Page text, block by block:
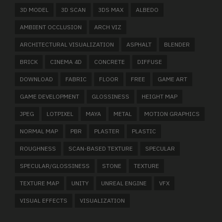
3D MODEL 3D SCAN 3DS MAX ALBEDO
AMBIENT OCCLUSION ARCH VIZ
ARCHITECTURAL VISUALIZATION ASPHALT BLENDER
BRICK CINEMA 4D CONCRETE DIFFUSE
DOWNLOAD FABRIC FLOOR FREE GAME ART
GAME DEVELOPMENT GLOSSINESS HEIGHT MAP
JPEG LOTPIXEL MAYA METAL MOTION GRAPHICS
NORMAL MAP PBR PLASTER PLASTIC
ROUGHNESS SCAN-BASED TEXTURE SPECULAR
SPECULAR/GLOSSINESS STONE TEXTURE
TEXTURE MAP UNITY UNREAL ENGINE VFX
VISUAL EFFECTS VISUALIZATION